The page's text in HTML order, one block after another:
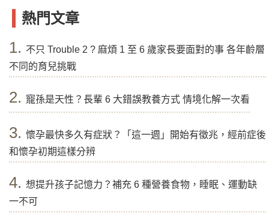
熱門文章
1. 不只 Trouble 2 ? 麻煩 1 至 6 歲家長要面對的事 各年齡層
不同的育兒挑戰
2. 寵孫是天性？長輩 6 大錯誤教養方式 情境化解一次看
3. 懷孕最快多久有症狀？「這一週」開始有徵兆，經前症後
和懷孕初期這樣分辨
4. 想提升孩子記憶力？補充 6 種營養食物，睡眠、運動缺
一不可